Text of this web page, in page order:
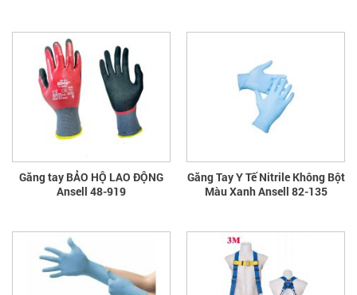
Găng tay BẢO HỘ LAO ĐỘNG
Ansell 48-919
Găng Tay Y Tế Nitrile Không Bột
Màu Xanh Ansell 82-135